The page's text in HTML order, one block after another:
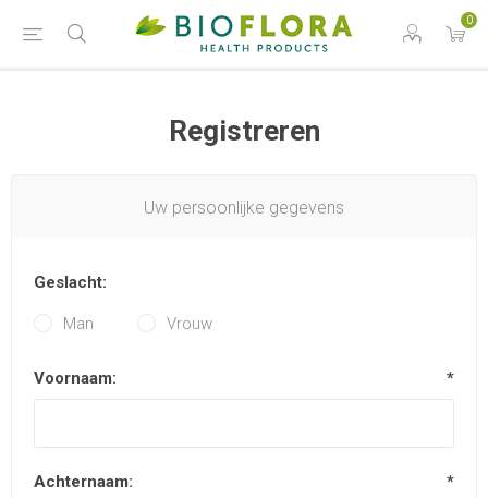
0
Registreren
Uw persoonlijke gegevens
Geslacht:
Man Vrouw
Voornaam: *
Achternaam: *